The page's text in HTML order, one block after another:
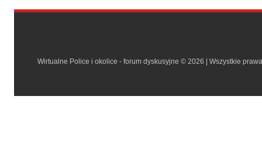
Wirtualne Police i okolice - forum dyskusyjne © 2026 | Wszystkie